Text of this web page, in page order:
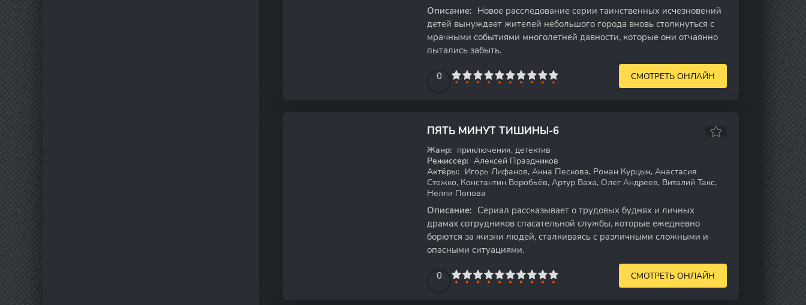
Описание: Новое расследование серии таинственных исчезновений
детей вынуждает жителей небольшого города вновь столкнуться с
мрачными событиями многолетней давности, которые они отчаянно
пытались забыть.
0
5 7 8 9 10 СМОТРЕТЬ ОНЛАЙН
ПЯТЬ МИНУТ ТИШИНЫ-6
Жанр: приключения, детектив
Режиссер: Алексей Праздников
Актёры: Игорь Лифанов, Анна Пескова, Роман Курцын, Анастасия
Стежко, Константин Воробьёв, Артур Ваха, Олег Андреев, Виталий Такс,
Нелли Попова
Описание: Сериал рассказывает о трудовых буднях и личных
драмах сотрудников спасательной службы, которые ежедневно
борются за жизни людей, сталкиваясь с различными сложными и
опасными ситуациями.
0
5 7 8 9 10 СМОТРЕТЬ ОНЛАЙН